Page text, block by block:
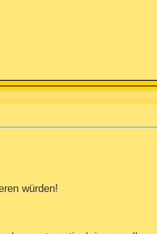
würden!